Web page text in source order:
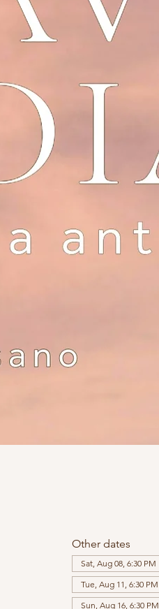
Other dates
Sat, Aug 08, 6:30 PM
Tue, Aug 11, 6:30 PM
Sun, Aug 16, 6:30 PM